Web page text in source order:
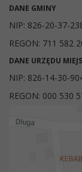
DANE GMINY
NIP: 826-20-37-
REGON: 711 582
DANE URZĘDU
NIP: 826-14-30-
REGON: 000 530